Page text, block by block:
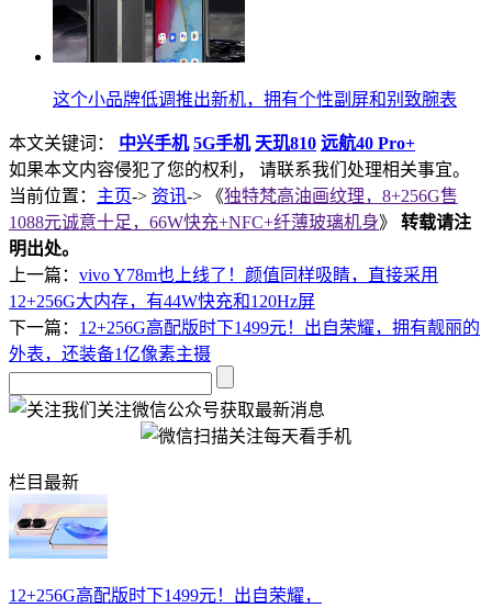
这个小品牌低调推出新机，拥有个性副屏和别致腕表
本文关键词： 中兴手机 5G手机 天玑810 远航40 Pro+
如果本文内容侵犯了您的权利， 请联系我们处理相关事宜。
当前位置： 主页-> 资讯-> 《独特梵高油画纹理，8+256G售
1088元诚意十足，66W快充+NFC+纤薄玻璃机身》 转载请注
明出处。
上一篇： vivo Y78m也上线了！颜值同样吸睛，直接采用
12+256G大内存，有44W快充和120Hz屏
下一篇： 12+256G高配版时下1499元！出自荣耀，拥有靓丽的
外表，还装备1亿像素主摄
关注微信公众号获取最新消息
栏目最新
12+256G高配版时下1499元！出自荣耀，